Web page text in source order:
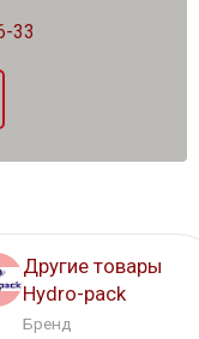
33
Другие товары
Hydro-pack
Бренд